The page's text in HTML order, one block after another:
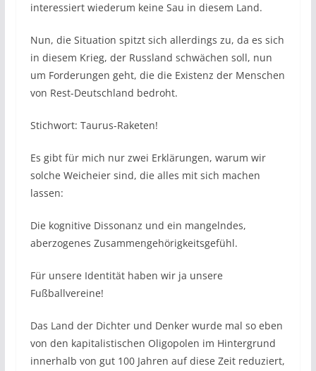
interessiert wiederum keine Sau in diesem Land.
Nun, die Situation spitzt sich allerdings zu, da es sich
in diesem Krieg, der Russland schwächen soll, nun
um Forderungen geht, die die Existenz der Menschen
von Rest-Deutschland bedroht.
Stichwort: Taurus-Raketen!
Es gibt für mich nur zwei Erklärungen, warum wir
solche Weicheier sind, die alles mit sich machen
lassen:
Die kognitive Dissonanz und ein mangelndes,
aberzogenes Zusammengehörigkeitsgefühl.
Für unsere Identität haben wir ja unsere
Fußballvereine!
Das Land der Dichter und Denker wurde mal so eben
von den kapitalistischen Oligopolen im Hintergrund
innerhalb von gut 100 Jahren auf diese Zeit reduziert,